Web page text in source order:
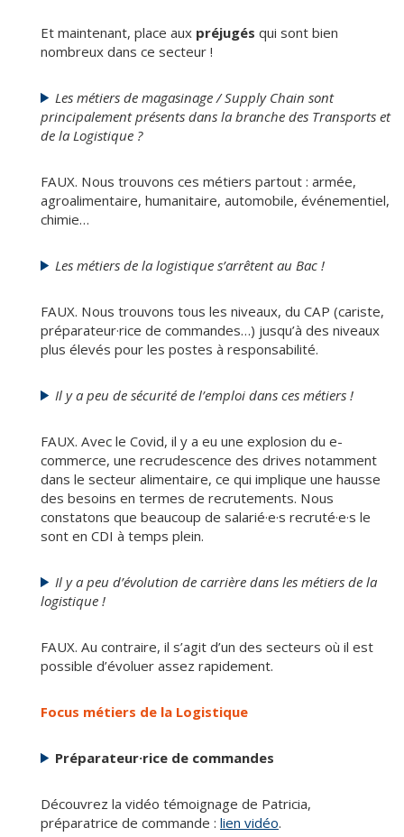
Et maintenant, place aux préjugés qui sont bien
nombreux dans ce secteur !
Les métiers de magasinage / Supply Chain sont
principalement présents dans la branche des Transports et
de la Logistique ?
FAUX. Nous trouvons ces métiers partout : armée,
agroalimentaire, humanitaire, automobile, événementiel,
chimie…
Les métiers de la logistique s’arrêtent au Bac !
FAUX. Nous trouvons tous les niveaux, du CAP (cariste,
préparateur·rice de commandes…) jusqu’à des niveaux
plus élevés pour les postes à responsabilité.
Il y a peu de sécurité de l’emploi dans ces métiers !
FAUX. Avec le Covid, il y a eu une explosion du e-
commerce, une recrudescence des drives notamment
dans le secteur alimentaire, ce qui implique une hausse
des besoins en termes de recrutements. Nous
constatons que beaucoup de salarié·e·s recruté·e·s le
sont en CDI à temps plein.
Il y a peu d’évolution de carrière dans les métiers de la
logistique !
FAUX. Au contraire, il s’agit d’un des secteurs où il est
possible d’évoluer assez rapidement.
Focus métiers de la Logistique
Préparateur·rice de commandes
Découvrez la vidéo témoignage de Patricia,
préparatrice de commande : lien vidéo.